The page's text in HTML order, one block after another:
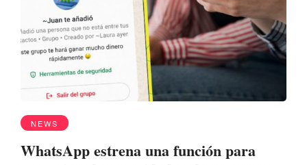
NEWS
WhatsApp estrena una función para